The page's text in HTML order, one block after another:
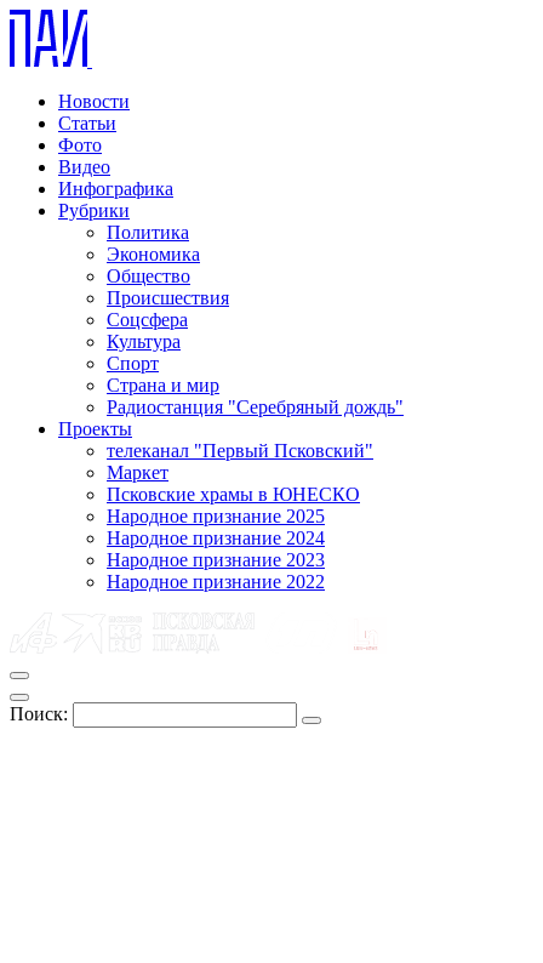
Новости
Статьи
Фото
Видео
Инфографика
Рубрики
Политика
Экономика
Общество
Происшествия
Соцсфера
Культура
Спорт
Страна и мир
Радиостанция "Серебряный дождь"
Проекты
телеканал "Первый Псковский"
Маркет
Псковские храмы в ЮНЕСКО
Народное признание 2025
Народное признание 2024
Народное признание 2023
Народное признание 2022
Поиск: